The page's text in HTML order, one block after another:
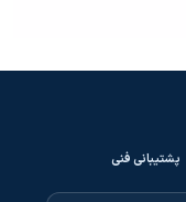
پشتیبانی فنی